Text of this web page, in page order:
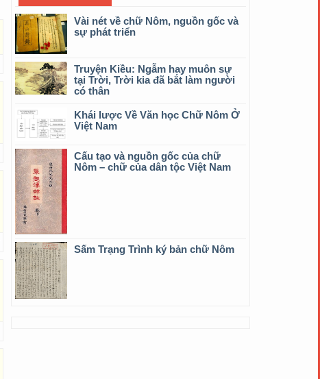
Vài nét về chữ Nôm, nguồn gốc và
sự phát triển
Truyện Kiều: Ngẫm hay muôn sự
tại Trời, Trời kia đã bắt làm người
có thân
Khái lược Về Văn học Chữ Nôm Ở
Việt Nam
Cấu tạo và nguồn gốc của chữ
Nôm – chữ của dân tộc Việt Nam
Sấm Trạng Trình ký bản chữ Nôm